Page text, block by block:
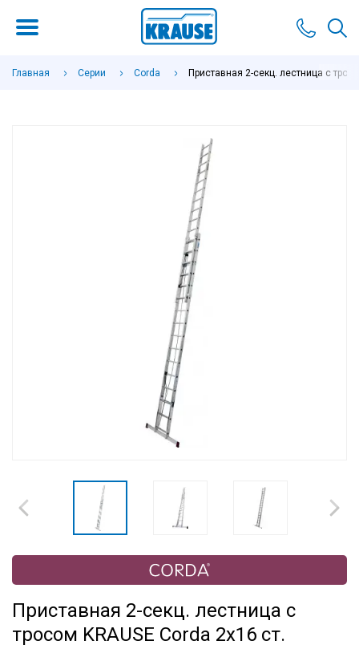
Главная Серии Corda Приставная 2-секц. лестница с
Приставная 2-секц. лестница с
тросом KRAUSE Corda 2x16 ст.